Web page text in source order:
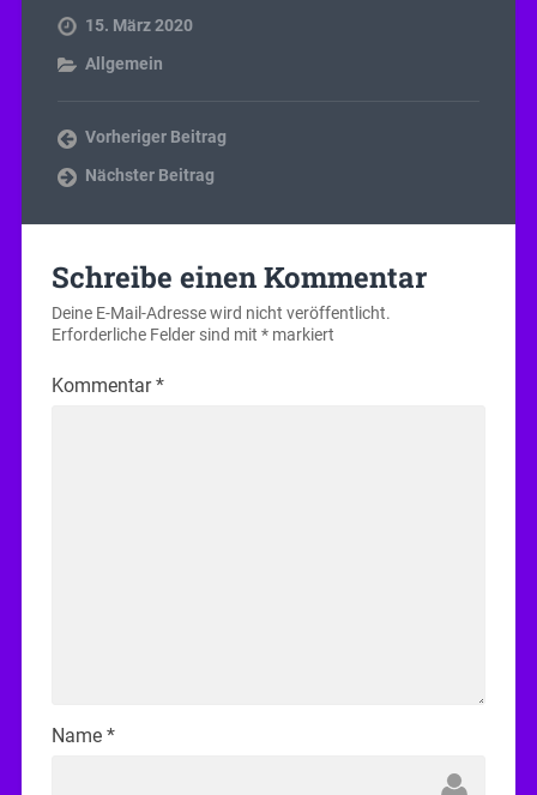
15. März 2020
Allgemein
Vorheriger Beitrag
Nächster Beitrag
Schreibe einen Kommentar
Deine E-Mail-Adresse wird nicht veröffentlicht.
Erforderliche Felder sind mit *markiert
Kommentar*
Name *